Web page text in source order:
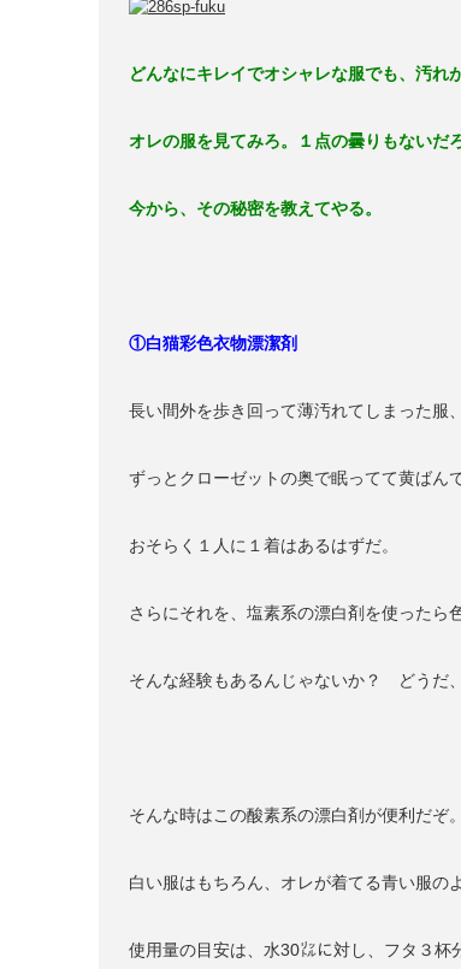
どんなにキレイでオシャレな服でも、汚れ
オレの服を見てみろ。１点の曇りもないだ
今から、その秘密を教えてやる。
①白猫彩色衣物漂潔剤
長い間外を歩き回って薄汚れてしまった服、
ずっとクローゼットの奥で眠ってて黄ばん
おそらく１人に１着はあるはずだ。
さらにそれを、塩素系の漂白剤を使ったら
そんな経験もあるんじゃないか？ どうだ
そんな時はこの酸素系の漂白剤が便利だぞ。
白い服はもちろん、オレが着てる青い服の
使用量の目安は、水30㍑に対し、フタ３杯